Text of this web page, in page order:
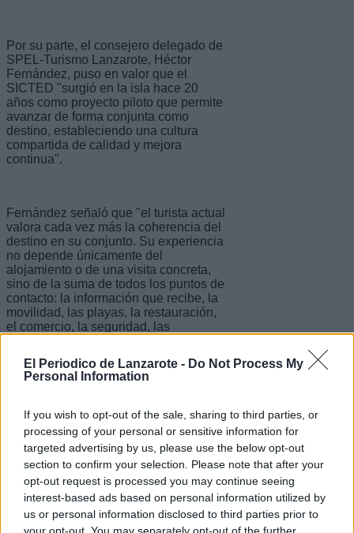
El Periodico de Lanzarote - Do Not Process My
Personal Information
If you wish to opt-out of the sale, sharing to third parties, or
processing of your personal or sensitive information for
targeted advertising by us, please use the below opt-out
section to confirm your selection. Please note that after your
opt-out request is processed you may continue seeing
interest-based ads based on personal information utilized by
us or personal information disclosed to third parties prior to
Por su parte, el consejero delegado de
SPEL-Turismo Lanzarote, Héctor
Fernández, puso en valor que el
SICTED "surgió en la isla hace 20
años como proyecto piloto que permite
avanzar de forma conjunta como
destino, estableciendo una cultura
compartida de calidad y mejora
continua".
Fernández señaló que "el turista actual
valora cada vez más la coherencia del
destino en su conjunto. Su experiencia
no depende únicamente del
alojamiento o de una visita concreta,
sino de la suma de todos los puntos de
contacto: la información que recibe, la
movilidad, las playas, la restauración,
el comercio, la seguridad, las
atención profesional que encuentra
durante su estancia", y destacó que la
nueva estructura incorporará nuevos
e innovación tecnológica, de cara a
garantizar que se cumplan estándares
mínimos en esa materia. "Un cambio
metodológico que reforzará el papel de
Lanzarote en el contexto nacional",
concluyó.